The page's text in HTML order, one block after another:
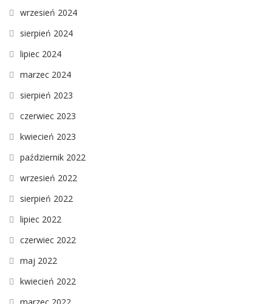
wrzesień 2024
sierpień 2024
lipiec 2024
marzec 2024
sierpień 2023
czerwiec 2023
kwiecień 2023
październik 2022
wrzesień 2022
sierpień 2022
lipiec 2022
czerwiec 2022
maj 2022
kwiecień 2022